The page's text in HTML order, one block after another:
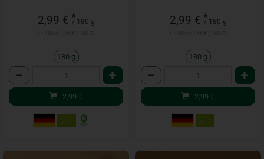
2,99 € *
/ 180 g
180 g
Anzahl
2,99 €
2,99 € *
/ 180 g
180 g
Anzahl
2,99 €